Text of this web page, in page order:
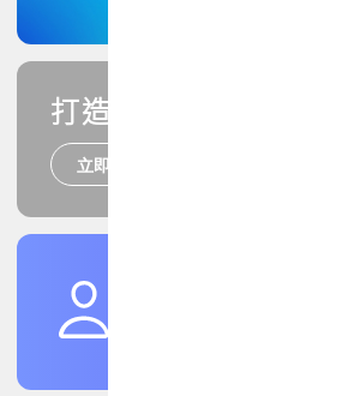
打造您的PCB專業技能
立即報名